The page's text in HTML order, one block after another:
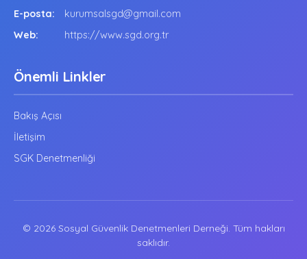
E-posta:
kurumsalsgd@gmail.com
Web:
https://www.sgd.org.tr
Önemli Linkler
Bakış Açısı
İletişim
SGK Denetmenliği
© 2026 Sosyal Güvenlik Denetmenleri Derneği. Tüm hakları
saklıdır.